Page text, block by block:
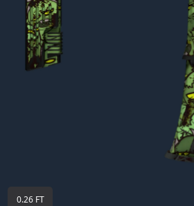
0.26 FT